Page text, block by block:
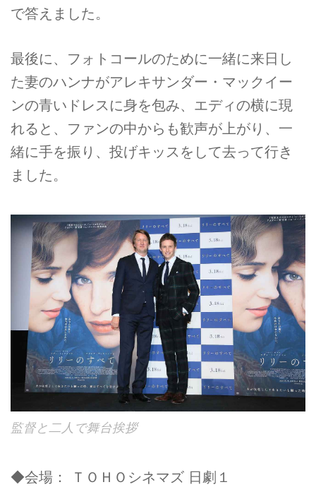
で答えました。
最後に、フォトコールのために一緒に来日し
た妻のハンナがアレキサンダー・マックイー
ンの青いドレスに身を包み、エディの横に現
れると、ファンの中からも歓声が上がり、一
緒に手を振り、投げキッスをして去って行き
ました。
監督と二人で舞台挨拶
◆会場： ＴＯＨＯシネマズ 日劇１